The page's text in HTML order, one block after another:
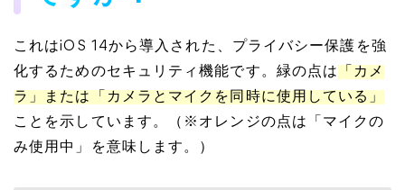
これはiOS 14から導入された、プライバシー保護を強
化するためのセキュリティ機能です。緑の点は
「カメ
ラ」または「カメラとマイクを同時に使用している」
ことを示しています。（※オレンジの点は「マイクの
み使用中」を意味します。）